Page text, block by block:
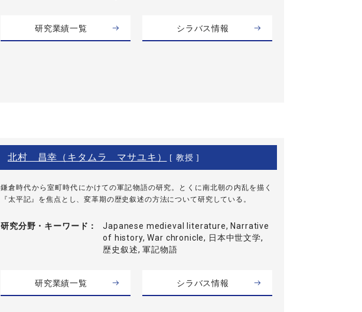
研究業績一覧 シラバス情報
北村 昌幸（キタムラ マサユキ） [ 教授 ]
鎌倉時代から室町時代にかけての軍記物語の研究。とくに南北朝の内乱を描く
『太平記』を焦点とし、変革期の歴史叙述の方法について研究している。
研究分野・ キーワード
Japanese medieval literature, Narrative
of history, War chronicle, 日本中世文学,
歴史叙述, 軍記物語
研究業績一覧 シラバス情報